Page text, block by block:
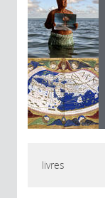
livres